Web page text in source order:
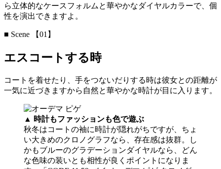
ら立体的なケースフォルムと華やかなダイヤルカラーで、個
性を演出できますよ。
■ Scene 【01】
エスコートする時
コートを着せたり、手をつないだりする時は彼女との距離が
一気に近づきますから自然と華やかな時計が目に入ります。
▲ 時計もファッションも色で遊ぶ
秋冬はコートの袖に時計が隠れがちですが、ちょ
い大きめのクロノグラフなら、存在感は抜群。し
かもブルーのグラデーションダイヤルなら、どん
な色味の装いとも相性が良くポイントになりま